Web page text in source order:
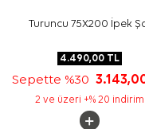
Turuncu 75X200 İpek
4.490,00TL
Sepette %30
2 ve üzeri +% 20 indirim